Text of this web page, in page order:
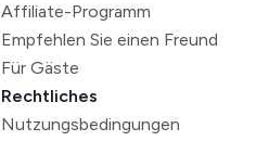
Affiliate-Programm
Empfehlen Sie einen Freund
Für Gäste
Rechtliches
Nutzungsbedingungen